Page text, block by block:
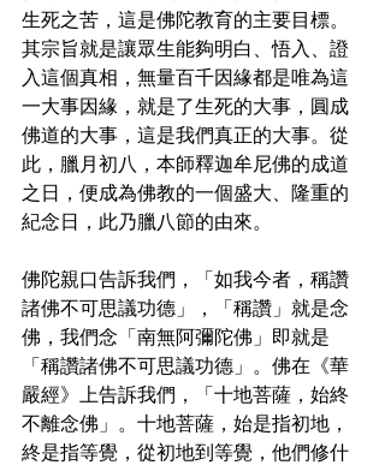
生死之苦，這是佛陀教育的主要目標。
其宗旨就是讓眾生能夠明白、悟入、證
入這個真相，無量百千因緣都是唯為這
一大事因緣，就是了生死的大事，圓成
佛道的大事，這是我們真正的大事。從
此，臘月初八，本師釋迦牟尼佛的成道
之日，便成為佛教的一個盛大、隆重的
紀念日，此乃臘八節的由來。
佛陀親口告訴我們，「如我今者，稱讚
諸佛不可思議功德」，「稱讚」就是念
佛，我們念「南無阿彌陀佛」即就是
「稱讚諸佛不可思議功德」。佛在《華
嚴經》上告訴我們，「十地菩薩，始終
不離念佛」。十地菩薩，始是指初地，
終是指等覺，從初地到等覺，他們修什